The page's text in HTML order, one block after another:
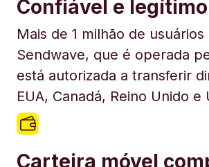
Confiável e legítimo
Mais de 1 milhão de
Sendwave, que é operada
está autorizada a transferir
EUA, Canadá, Reino Unido e
Carteira móvel